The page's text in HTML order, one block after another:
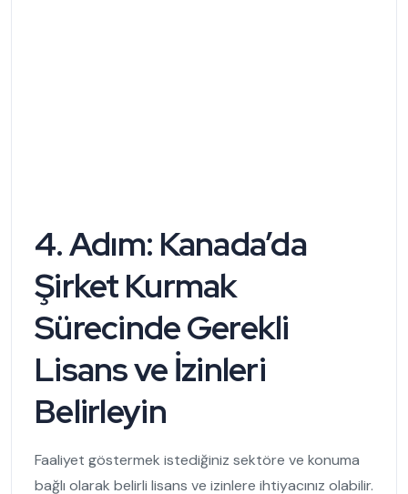
4. Adım: Kanada’da
Şirket Kurmak
SürecindeGerekli
Lisans ve İzinleri
Belirleyin
Faaliyet göstermek istediğiniz sektöre ve konuma
bağlı olarak belirli lisans ve izinlere ihtiyacınız olabilir.